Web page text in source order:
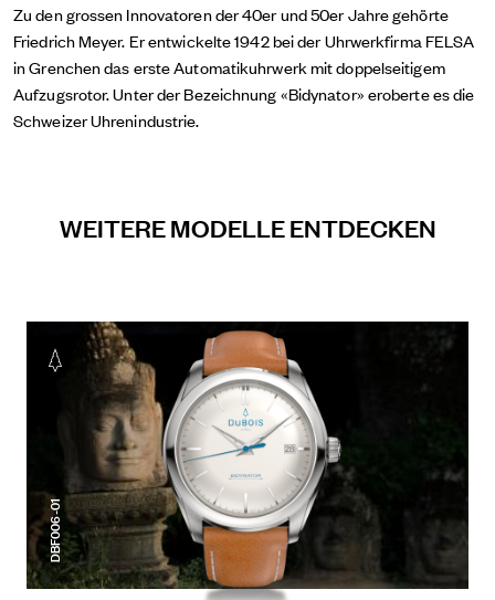
Zu den grossen Innovatoren der 40er und 50er Jahre gehörte
Friedrich Meyer. Er entwickelte 1942 bei der Uhrwerkfirma FELSA
in Grenchen das erste Automatikuhrwerk mit doppelseitigem
Aufzugsrotor. Unter der Bezeichnung «Bidynator» eroberte es die
Schweizer Uhrenindustrie.
WEITERE MODELLE ENTDECKEN
DBF006-01